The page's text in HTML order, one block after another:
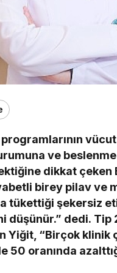
vücut
ve
dikkat çeken
birey pilav ve
şekersiz
düşünür.” dedi.
Yiğit, “Birçok klinik
oranında